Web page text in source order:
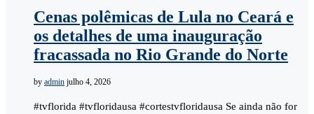
Cenas polêmicas de Lula no Ceará e
os detalhes de uma inauguração
fracassada no Rio Grande do Norte
by admin julho 4, 2026
#tvflorida #tvfloridausa #cortestvfloridausa Se ainda não for